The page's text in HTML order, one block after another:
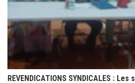
REVENDICATIONS SYNDICALES :